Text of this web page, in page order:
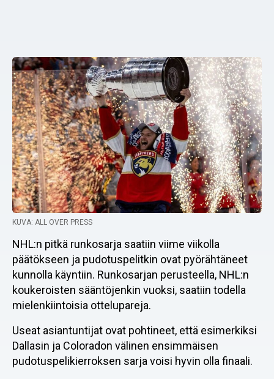
KUVA: ALL OVER PRESS
NHL:n pitkä runkosarja saatiin viime viikolla
päätökseen ja pudotuspelitkin ovat pyörähtäneet
kunnolla käyntiin. Runkosarjan perusteella, NHL:n
koukeroisten sääntöjenkin vuoksi, saatiin todella
mielenkiintoisia ottelupareja.
Useat asiantuntijat ovat pohtineet, että esimerkiksi
Dallasin ja Coloradon välinen ensimmäisen
pudotuspelikierroksen sarja voisi hyvin olla finaali.